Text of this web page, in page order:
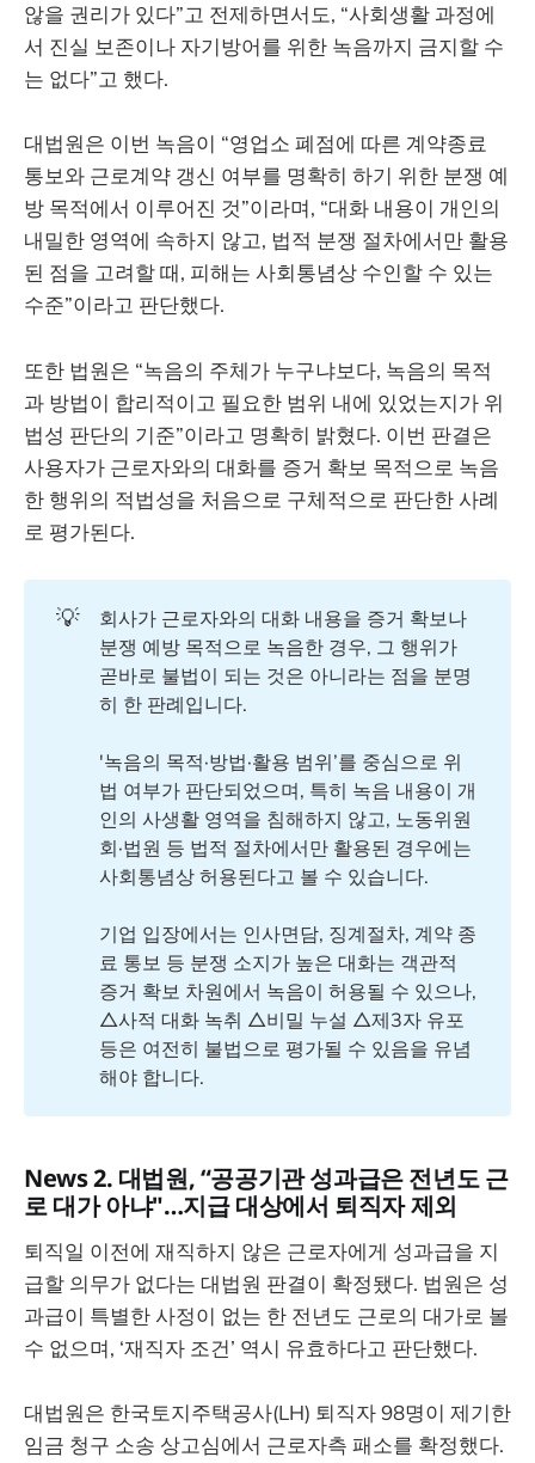
않을 권리가 있다”고 전제하면서도, “사회생활 과정에
서 진실 보존이나 자기방어를 위한 녹음까지 금지할 수
는 없다”고 했다.
대법원은 이번 녹음이 “영업소 폐점에 따른 계약종료
통보와 근로계약 갱신 여부를 명확히 하기 위한 분쟁 예
방 목적에서 이루어진 것”이라며, “대화 내용이 개인의
내밀한 영역에 속하지 않고, 법적 분쟁 절차에서만 활용
된 점을 고려할 때, 피해는 사회통념상 수인할 수 있는
수준”이라고 판단했다.
또한 법원은 “녹음의 주체가 누구냐보다, 녹음의 목적
과 방법이 합리적이고 필요한 범위 내에 있었는지가 위
법성 판단의 기준”이라고 명확히 밝혔다. 이번 판결은
사용자가 근로자와의 대화를 증거 확보 목적으로 녹음
한 행위의 적법성을 처음으로 구체적으로 판단한 사례
로 평가된다.
💡
회사가 근로자와의 대화 내용을 증거 확보나
분쟁 예방 목적으로 녹음한 경우, 그 행위가
곧바로 불법이 되는 것은 아니라는 점을 분명
히 한 판례입니다.
'녹음의 목적·방법·활용 범위’를 중심으로 위
법 여부가 판단되었으며, 특히 녹음 내용이 개
인의 사생활 영역을 침해하지 않고, 노동위원
회·법원 등 법적 절차에서만 활용된 경우에는
사회통념상 허용된다고 볼 수 있습니다.
기업 입장에서는 인사면담, 징계절차, 계약 종
료 통보 등 분쟁 소지가 높은 대화는 객관적
증거 확보 차원에서 녹음이 허용될 수 있으나,
△사적 대화 녹취 △비밀 누설 △제3자 유포
등은 여전히 불법으로 평가될 수 있음을 유념
해야 합니다.
News 2. 대법원, “공공기관 성과급은 전년도 근
로 대가 아냐"…지급 대상에서 퇴직자 제외
퇴직일 이전에 재직하지 않은 근로자에게 성과급을 지
급할 의무가 없다는 대법원 판결이 확정됐다. 법원은 성
과급이 특별한 사정이 없는 한 전년도 근로의 대가로 볼
수 없으며, ‘재직자 조건’ 역시 유효하다고 판단했다.
대법원은 한국토지주택공사(LH) 퇴직자 98명이 제기한
임금 청구 소송 상고심에서 근로자측 패소를 확정했다.